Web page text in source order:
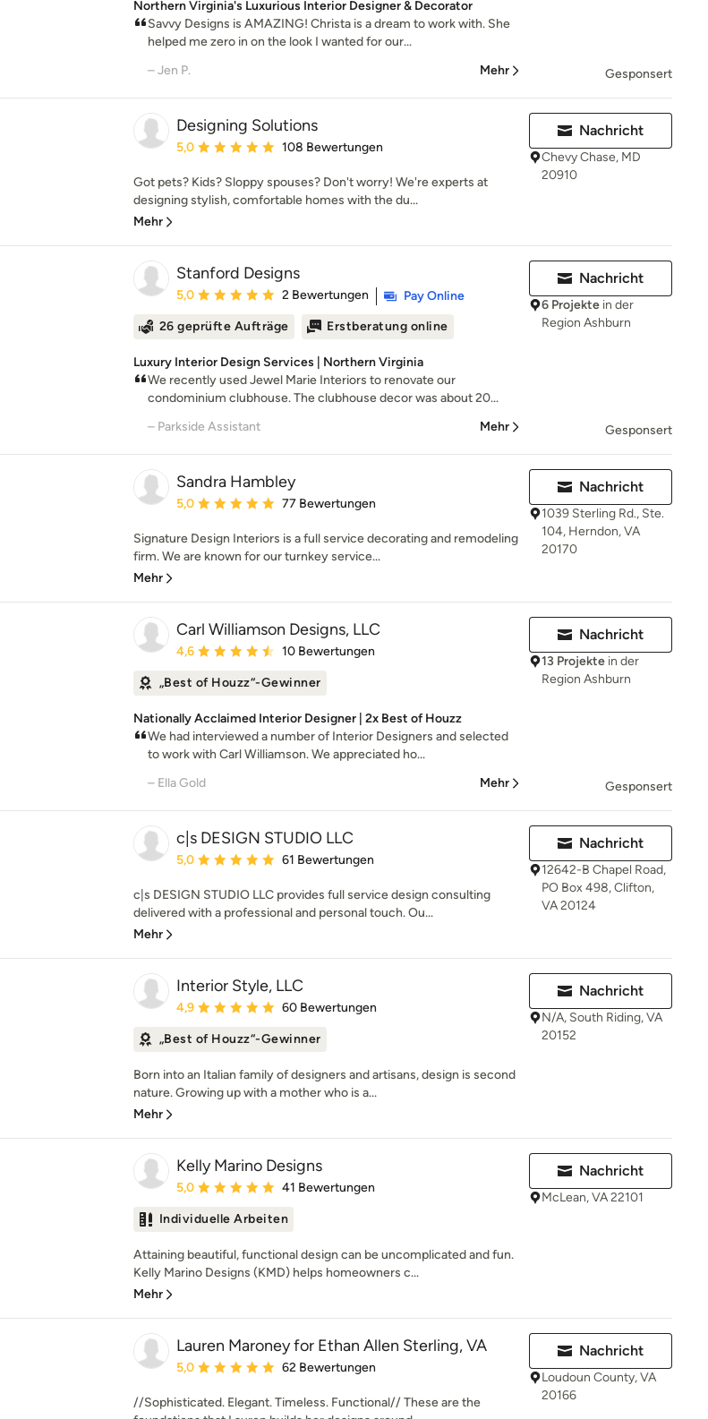
Northern Virginia's Luxurious Interior Designer & Decorator
Savvy Designs is AMAZING! Christa is a dream to work with. She
helped me zero in on the look I wanted for our...
– Jen P.
Mehr Gesponsert
Designing Solutions
Durchschnittliche Bewertung: 5 von 5 Sternen
5,0 108 Bewertungen
Got pets? Kids? Sloppy spouses? Don't worry! We're experts at
designing stylish, comfortable homes with the du...
Mehr
Nachricht
Chevy Chase, MD
20910
Stanford Designs
Durchschnittliche Bewertung: 5 von 5 Sternen
5,0 2 Bewertungen
Pay Online
26 geprüfte Aufträge
Erstberatung online
Luxury Interior Design Services | Northern Virginia
We recently used Jewel Marie Interiors to renovate our
condominium clubhouse. The clubhouse decor was about 20...
– Parkside Assistant
Mehr
Nachricht
6 Projekte in der
Region Ashburn
Gesponsert
Sandra Hambley
Durchschnittliche Bewertung: 5 von 5 Sternen
5,0 77 Bewertungen
Signature Design Interiors is a full service decorating and remodeling
firm. We are known for our turnkey service...
Mehr
Nachricht
1039 Sterling Rd., Ste.
104, Herndon, VA
20170
Carl Williamson Designs, LLC
Durchschnittliche Bewertung: 4.6 von 5 Sternen
4,6 10 Bewertungen
„Best of Houzz“-Gewinner
Nationally Acclaimed Interior Designer | 2x Best of Houzz
We had interviewed a number of Interior Designers and selected
to work with Carl Williamson. We appreciated ho...
– Ella Gold
Mehr
Nachricht
13 Projekte in der
Region Ashburn
Gesponsert
c|s DESIGN STUDIO LLC
Durchschnittliche Bewertung: 5 von 5 Sternen
5,0 61 Bewertungen
c|s DESIGN STUDIO LLC provides full service design consulting
delivered with a professional and personal touch. Ou...
Mehr
Nachricht
12642-B Chapel Road,
PO Box 498, Clifton,
VA 20124
Interior Style, LLC
Durchschnittliche Bewertung: 4.9 von 5 Sternen
4,9 60 Bewertungen
„Best of Houzz“-Gewinner
Born into an Italian family of designers and artisans, design is second
nature. Growing up with a mother who is a...
Mehr
Nachricht
N/A, South Riding, VA
20152
Kelly Marino Designs
Durchschnittliche Bewertung: 5 von 5 Sternen
5,0 41 Bewertungen
Individuelle Arbeiten
Attaining beautiful, functional design can be uncomplicated and fun.
Kelly Marino Designs (KMD) helps homeowners c...
Mehr
Nachricht
McLean, VA 22101
Lauren Maroney for Ethan Allen Sterling, VA
Durchschnittliche Bewertung: 5 von 5 Sternen
5,0 62 Bewertungen
//Sophisticated. Elegant. Timeless. Functional// These are the
Nachricht
Loudoun County, VA
20166